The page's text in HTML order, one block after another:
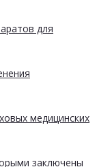
для
медицинских
заключены